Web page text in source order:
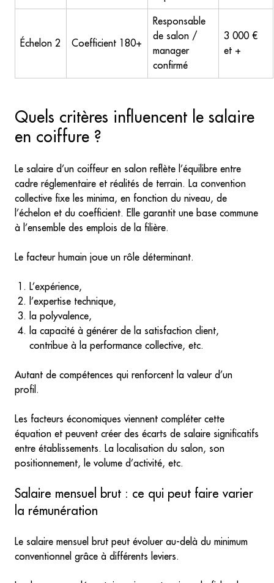
Échelon 2 Coefficient 180+
Responsable
de salon /
manager
confirmé
3 000 €
et +
Quels critères influencent le salaire
en coiffure ?
Le salaire d’un coiffeur en salon reflète l’équilibre entre
cadre réglementaire et réalités de terrain. La convention
collective fixe les minima, en fonction du niveau, de
l’échelon et du coefficient. Elle garantit une base commune
à l’ensemble des emplois de la filière.
Le facteur humain joue un rôle déterminant.
L’expérience,
l’expertise technique,
la polyvalence,
la capacité à générer de la satisfaction client,
contribue à la performance collective, etc.
Autant de compétences qui renforcent la valeur d’un
profil.
Les facteurs économiques viennent compléter cette
équation et peuvent créer des écarts de salaire significatifs
entre établissements. La localisation du salon, son
positionnement, le volume d’activité, etc.
Salaire mensuel brut : ce qui peut faire varier
la rémunération
Le salaire mensuel brut peut évoluer au-delà du minimum
conventionnel grâce à différents leviers.